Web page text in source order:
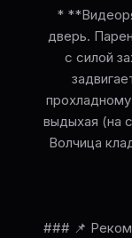
*
дверь.
с силой
выдыхая (на
Волчица
### 📌